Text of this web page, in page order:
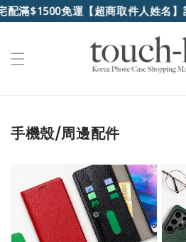
免運【超商取件人姓名】請務必
手機殼/周邊配件